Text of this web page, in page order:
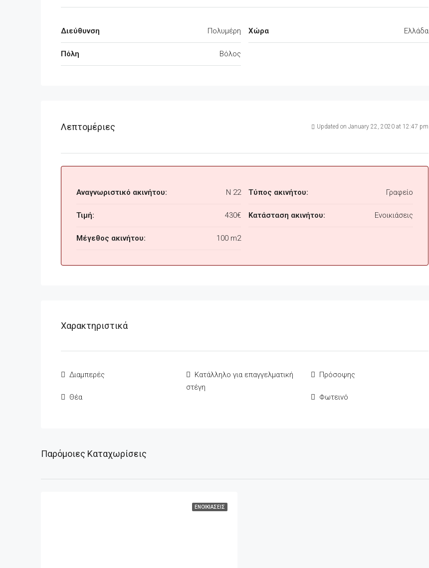
Διεύθυνση Πολυμέρη
Πόλη Βόλος
Χώρα Ελλάδα
Λεπτομέριες Updated on January 22, 2020 at 12:47 pm
Αναγνωριστικό ακινήτου: N 22
Τιμή: 430€
Μέγεθος ακινήτου: 100 m2
Τύπος ακινήτου: Γραφείο
Κατάσταση ακινήτου: Ενοικιάσεις
Χαρακτηριστικά
Διαμπερές
Θέα
Κατάλληλο για επαγγελματική
στέγη
Πρόσοψης
Φωτεινό
Παρόμοιες Καταχωρίσεις
ΕΝΟΙΚΙΆΣΕΙΣ